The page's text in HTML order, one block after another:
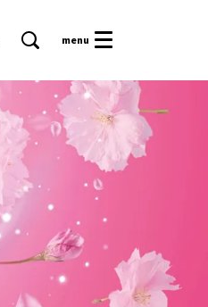
menu